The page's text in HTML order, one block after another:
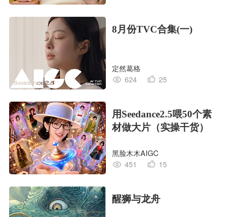
8月份TVC合集(一)
定然葛格
624
25
用Seedance2.5喂50个素
材做大片（实操干货）
黑脸木木AIGC
451
15
醒狮与龙舟